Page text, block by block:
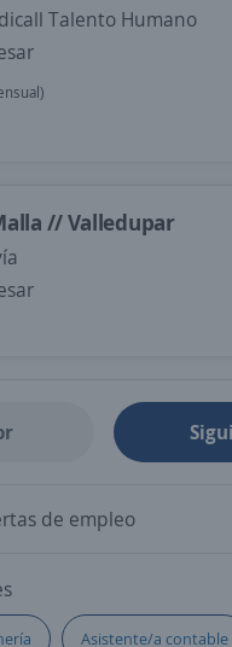
Talento Humano
// Valledupar
de empleo
Asistente/a contable